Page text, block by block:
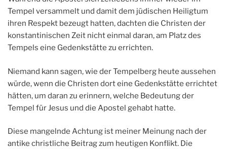
Tempel versammelt und damit dem jüdischen Heiligtum
ihren Respekt bezeugt hatten, dachten die Christen der
konstantinischen Zeit nicht einmal daran, am Platz des
Tempels eine Gedenkstätte zu errichten.
Niemand kann sagen, wie der Tempelberg heute aussehen
würde, wenn die Christen dort eine Gedenkstätte errichtet
hätten, um daran zu erinnern, welche Bedeutung der
Tempel für Jesus und die Apostel gehabt hatte.
Diese mangelnde Achtung ist meiner Meinung nach der
antike christliche Beitrag zum heutigen Konflikt. Die